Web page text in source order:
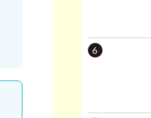
6